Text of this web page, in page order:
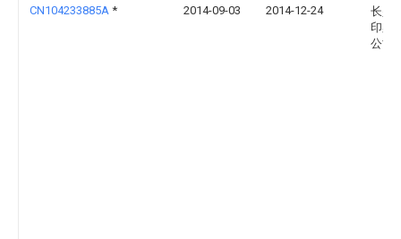
CN104233885A * 2014-09-03 2014-12-24
长兴
印染
公司